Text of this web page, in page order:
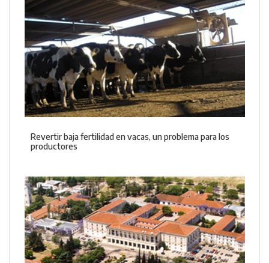
Revertir baja fertilidad en vacas, un problema para los
productores